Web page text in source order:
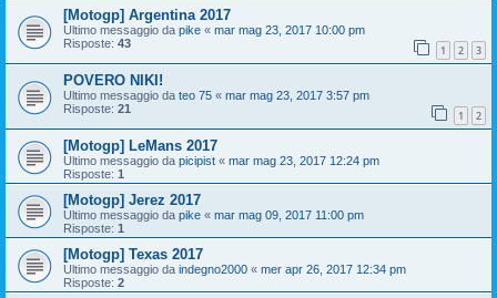
[Motogp] Argentina 2017
Ultimo messaggio da pike « mar mag 23, 2017 10:00 pm
Risposte: 43 1 2 3
POVERO NIKI!
Ultimo messaggio da teo 75 « mar mag 23, 2017 3:57 pm
Risposte: 21 1 2
[Motogp] LeMans 2017
Ultimo messaggio da picipist « mar mag 23, 2017 12:24 pm
Risposte: 1
[Motogp] Jerez 2017
Ultimo messaggio da pike « mar mag 09, 2017 11:00 pm
Risposte: 1
[Motogp] Texas 2017
Ultimo messaggio da indegno2000 « mer apr 26, 2017 12:34 pm
Risposte: 2